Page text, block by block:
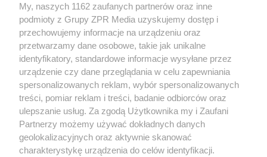
Żaden utwór zamieszczony w serwisie nie może być powielany i
rozpowszechniany lub dalej rozpowszechniany w jakikolwiek sposób (w
tym także elektroniczny lub mechaniczny) na jakimkolwiek polu
eksploatacji w jakiejkolwiek formie, włącznie z umieszczaniem w
Internecie bez pisemnej zgody właściciela praw. Jakiekolwiek użycie lub
wykorzystanie utworów w całości lub w części z naruszeniem prawa,
tzn. bez właściwej zgody, jest zabronione pod groźbą kary i może być
ścigane prawnie.
My, naszych 1162 zaufanych partnerów oraz inne
podmioty z Grupy ZPR Media uzyskujemy dostęp i
przechowujemy informacje na urządzeniu oraz
przetwarzamy dane osobowe, takie jak unikalne
identyfikatory, standardowe informacje wysyłane przez
urządzenie czy dane przeglądania w celu zapewniania
spersonalizowanych reklam, wybór spersonalizowanych
treści, pomiar reklam i treści, badanie odbiorców oraz
ulepszanie usług. Za zgodą Użytkownika my i Zaufani
Partnerzy możemy używać dokładnych danych
geolokalizacyjnych oraz aktywnie skanować
charakterystykę urządzenia do celów identyfikacji.